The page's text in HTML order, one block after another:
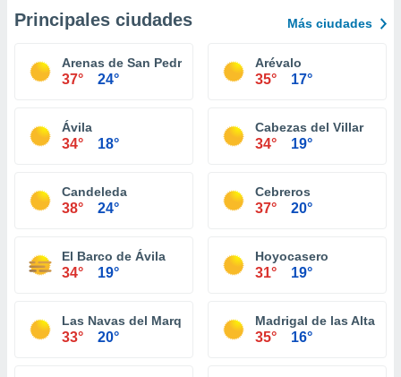
Principales ciudades Más ciudades
Arenas de San Pedro
37° 24°
Arévalo
35° 17°
Ávila
34° 18°
Cabezas del Villar
34° 19°
Candeleda
38° 24°
Cebreros
37° 20°
El Barco de Ávila
34° 19°
Hoyocasero
31° 19°
Las Navas del Marqués
33° 20°
Madrigal de las Altas
35° 16°